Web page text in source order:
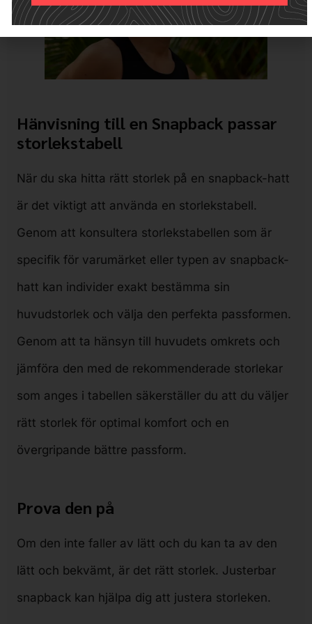
Hänvisning till en Snapback passar
storlekstabell
När du ska hitta rätt storlek på en snapback-hatt
är det viktigt att använda en storlekstabell.
Genom att konsultera storlekstabellen som är
specifik för varumärket eller typen av snapback-
hatt kan individer exakt bestämma sin
huvudstorlek och välja den perfekta passformen.
Genom att ta hänsyn till huvudets omkrets och
jämföra den med de rekommenderade storlekar
som anges i tabellen säkerställer du att du väljer
rätt storlek för optimal komfort och en
övergripande bättre passform.
Prova den på
Om den inte faller av lätt och du kan ta av den
lätt och bekvämt, är det rätt storlek. Justerbar
snapback kan hjälpa dig att justera storleken.
Alternative: